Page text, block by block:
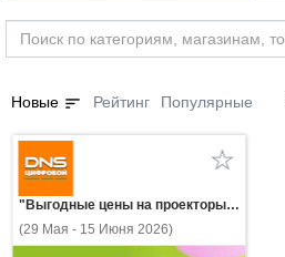
Новые sort Рейтинг Популярные
"Выгодные цены на проекторы Rombica!"
(29 Мая - 15 Июня 2026)